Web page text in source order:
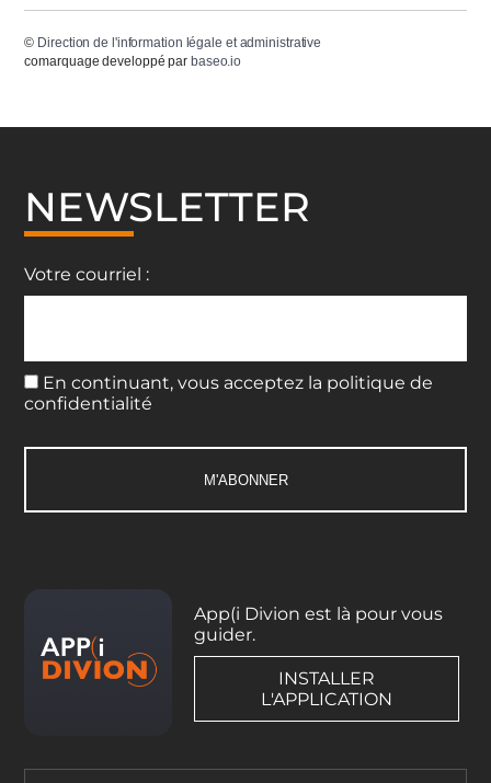
© Direction de l'information légale et administrative
comarquage developpé par baseo.io
NEWSLETTER
Votre courriel :
En continuant, vous acceptez la politique de
confidentialité
App(i Divion est là pour vous
guider.
INSTALLER
L'APPLICATION